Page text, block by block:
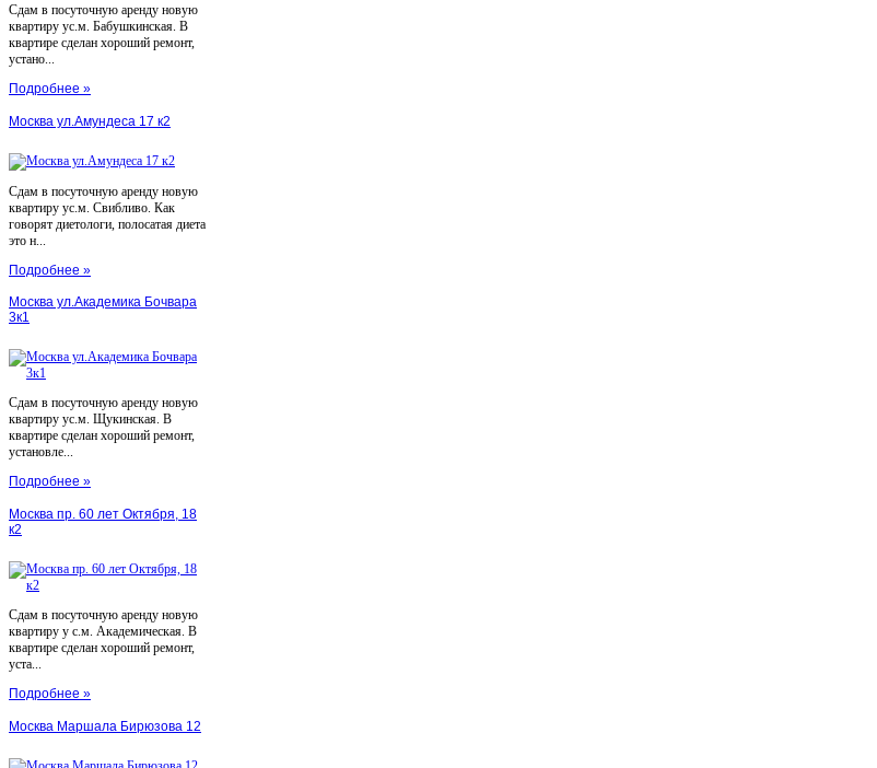
Сдам в посуточную аренду новую
квартиру ус.м. Бабушкинская. В
квартире сделан хороший ремонт,
устано...
Подробнее »
Москва ул.Амундеса 17 к2
Сдам в посуточную аренду новую
квартиру ус.м. Свибливо. Как
говорят диетологи, полосатая диета
это н...
Подробнее »
Москва ул.Академика Бочвара
3к1
Сдам в посуточную аренду новую
квартиру ус.м. Щукинская. В
квартире сделан хороший ремонт,
установле...
Подробнее »
Москва пр. 60 лет Октября, 18
к2
Сдам в посуточную аренду новую
квартиру у с.м. Академическая. В
квартире сделан хороший ремонт,
уста...
Подробнее »
Москва Маршала Бирюзова 12